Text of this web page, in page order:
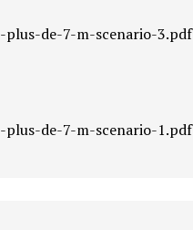
de-7-m-scenario-3.pdf
de-7-m-scenario-1.pdf